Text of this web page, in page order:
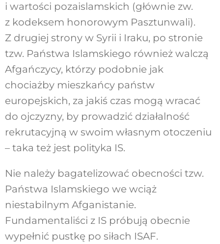
i wartości pozaislamskich (głównie zw.
z kodeksem honorowym Pasztunwali).
Z drugiej strony w Syrii i Iraku, po stronie
tzw. Państwa Islamskiego również walczą
Afgańczycy, którzy podobnie jak
chociażby mieszkańcy państw
europejskich, za jakiś czas mogą wracać
do ojczyzny, by prowadzić działalność
rekrutacyjną w swoim własnym otoczeniu
– taka też jest polityka IS.
Nie należy bagatelizować obecności tzw.
Państwa Islamskiego we wciąż
niestabilnym Afganistanie.
Fundamentaliści z IS próbują obecnie
wypełnić pustkę po siłach ISAF.